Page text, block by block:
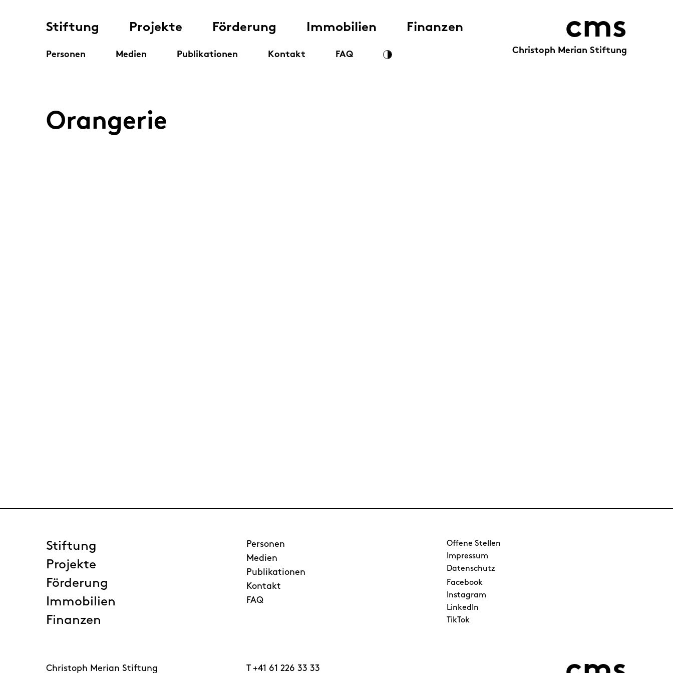
Stiftung Projekte Förderung Immobilien Finanzen
Personen Medien Publikationen Kontakt FAQ
cms
Christoph Merian Stiftung
Orangerie
Stiftung
Projekte
Förderung
Immobilien
Finanzen
Personen
Medien
Publikationen
Kontakt
FAQ
Offene Stellen
Impressum
Datenschutz
Facebook
Instagram
LinkedIn
TikTok
Christoph Merian Stiftung T +41 61 226 33 33